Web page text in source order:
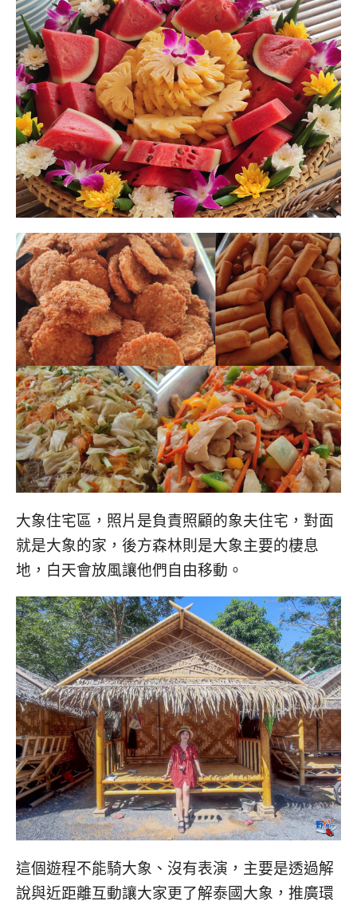
大象住宅區，照片是負責照顧的象夫住宅，對面
就是大象的家，後方森林則是大象主要的棲息
地，白天會放風讓他們自由移動。
這個遊程不能騎大象、沒有表演，主要是透過解
說與近距離互動讓大家更了解泰國大象，推廣環